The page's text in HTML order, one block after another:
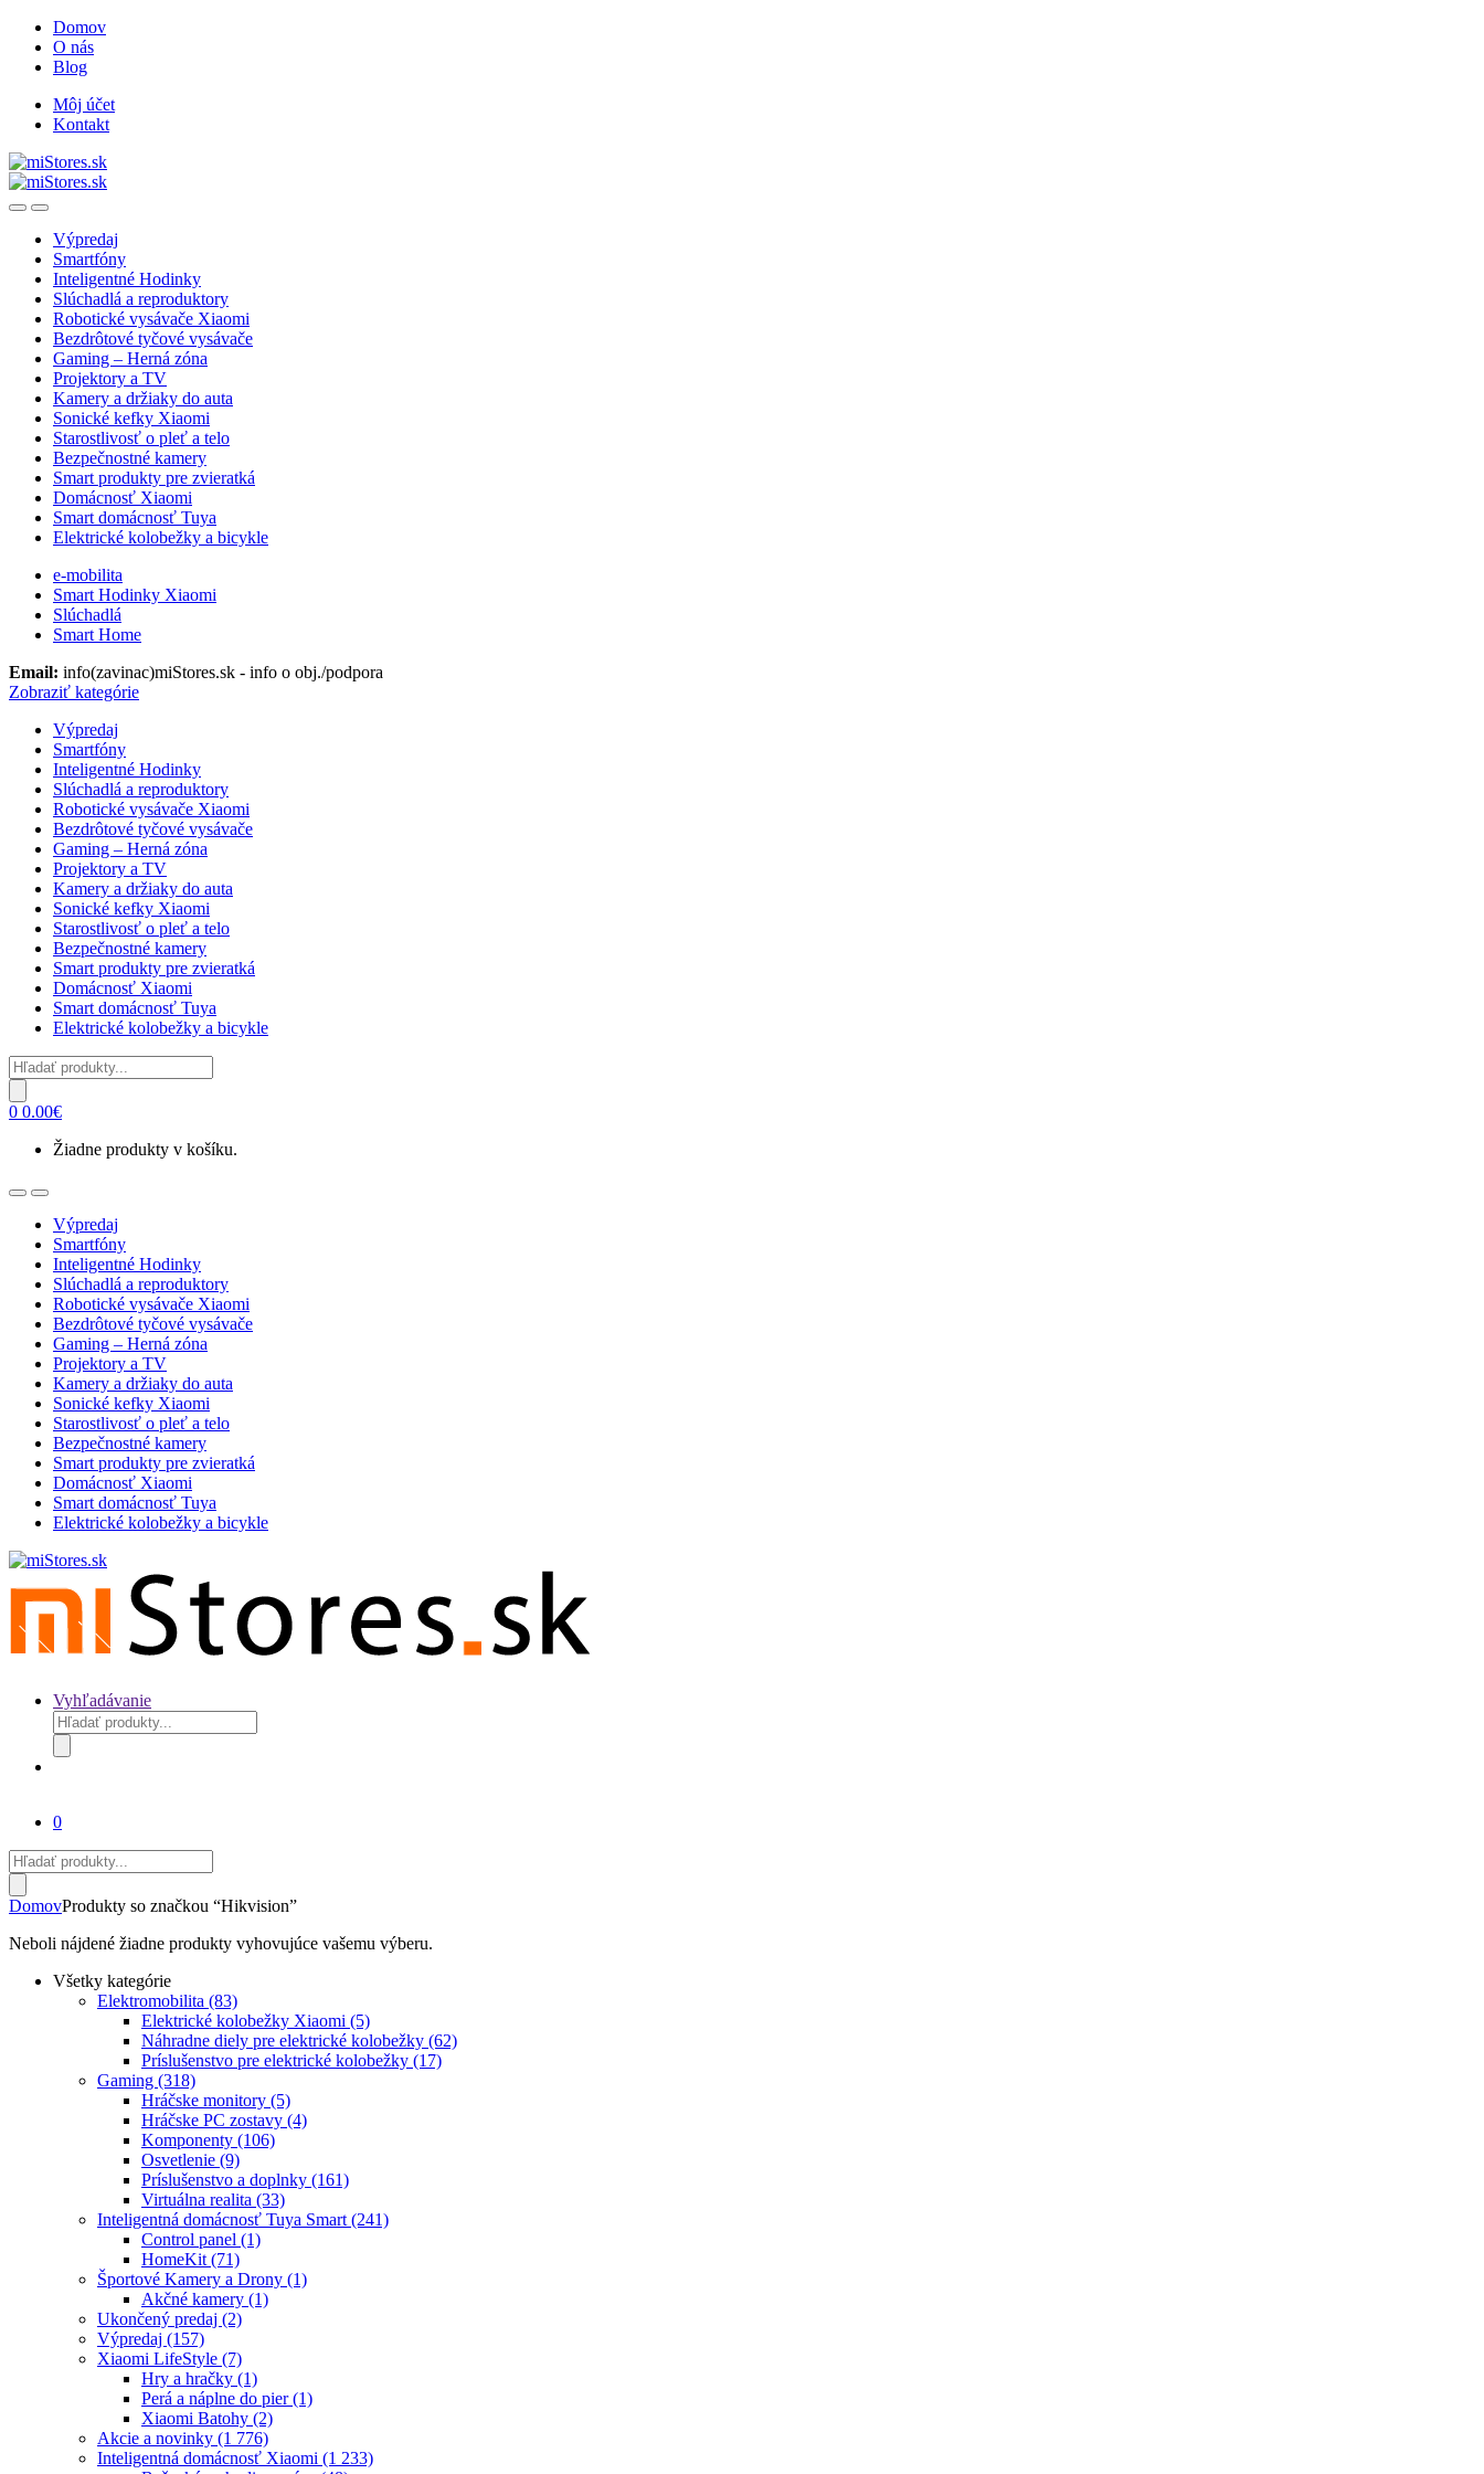
Skip
navigation
Skip
content
Domov
O nás
Blog
Môj účet
Kontakt
OpenClose
Výpredaj
Smartfóny
Inteligentné Hodinky
Slúchadlá a reproduktory
Robotické vysávače Xiaomi
Bezdrôtové tyčové vysávače
Gaming – Herná zóna
Projektory a TV
Kamery a držiaky do auta
Sonické kefky Xiaomi
Starostlivosť o pleť a telo
Bezpečnostné kamery
Smart produkty pre zvieratká
Domácnosť Xiaomi
Smart domácnosť Tuya
Elektrické kolobežky a bicykle
e-mobilita
Smart Hodinky Xiaomi
Slúchadlá
Smart Home
Email: info(zavinac)miStores.sk - info o obj./podpora
Zobraziť kategórie
Výpredaj
Smartfóny
Inteligentné Hodinky
Slúchadlá a reproduktory
Robotické vysávače Xiaomi
Bezdrôtové tyčové vysávače
Gaming – Herná zóna
Projektory a TV
Kamery a držiaky do auta
Sonické kefky Xiaomi
Starostlivosť o pleť a telo
Bezpečnostné kamery
Smart produkty pre zvieratká
Domácnosť Xiaomi
Smart domácnosť Tuya
Elektrické kolobežky a bicykle
Products
search
0 0.00€
Žiadne produkty v košíku.
OpenClose
Výpredaj
Smartfóny
Inteligentné Hodinky
Slúchadlá a reproduktory
Robotické vysávače Xiaomi
Bezdrôtové tyčové vysávače
Gaming – Herná zóna
Projektory a TV
Kamery a držiaky do auta
Sonické kefky Xiaomi
Starostlivosť o pleť a telo
Bezpečnostné kamery
Smart produkty pre zvieratká
Domácnosť Xiaomi
Smart domácnosť Tuya
Elektrické kolobežky a bicykle
Vyhľadávanie
Products
search
0
Products
search
DomovProdukty so značkou “Hikvision”
Neboli nájdené žiadne produkty vyhovujúce vašemu výberu.
Všetky kategórie
Elektromobilita (83)
Elektrické kolobežky Xiaomi (5)
Náhradne diely pre elektrické kolobežky (62)
Príslušenstvo pre elektrické kolobežky (17)
Gaming (318)
Hráčske monitory (5)
Hráčske PC zostavy (4)
Komponenty (106)
Osvetlenie (9)
Príslušenstvo a doplnky (161)
Virtuálna realita (33)
Inteligentná domácnosť Tuya Smart (241)
Control panel (1)
HomeKit (71)
Športové Kamery a Drony (1)
Akčné kamery (1)
Ukončený predaj (2)
Výpredaj (157)
Xiaomi LifeStyle (7)
Hry a hračky (1)
Perá a náplne do pier(1)
Xiaomi Batohy (2)
Akcie a novinky (1 776)
Inteligentná domácnosť Xiaomi (1 233)